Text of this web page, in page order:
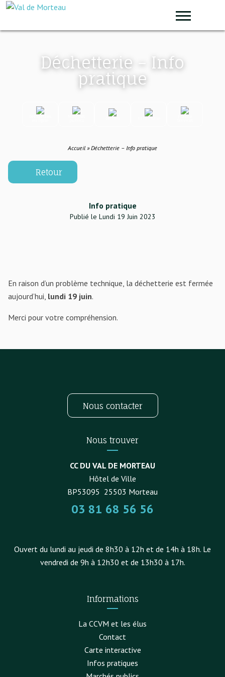
Déchetterie – Info
pratique
Accueil »Déchetterie – Info pratique
Retour
Info pratique
Publié le Lundi 19 Juin 2023
En raison d’un problème technique, la déchetterie est fermée
aujourd’hui, lundi 19 juin.
Merci pour votre compréhension.
Nous contacter
Nous trouver
CC DU VAL DE MORTEAU
Hôtel de Ville
BP53095 25503 Morteau
03 81 68 56 56
Ouvert du lundi au jeudi de 8h30 à 12h et de 14h à 18h. Le
vendredi de 9h à 12h30 et de 13h30 à 17h.
Informations
La CCVM et les élus
Contact
Carte interactive
Infos pratiques
Panneau de gestion des cookies